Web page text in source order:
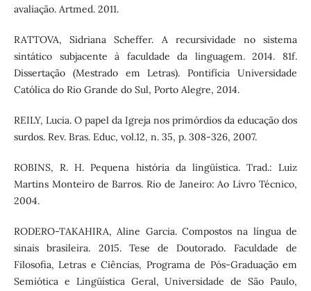
avaliação. Artmed. 2011.
RATTOVA, Sidriana Scheffer. A recursividade no sistema
sintático subjacente à faculdade da linguagem. 2014. 81f.
Dissertação (Mestrado em Letras). Pontifícia Universidade
Católica do Rio Grande do Sul, Porto Alegre, 2014.
REILY, Lucia. O papel da Igreja nos primórdios da educação dos
surdos. Rev. Bras. Educ, vol.12, n. 35, p. 308-326, 2007.
ROBINS, R. H. Pequena história da lingüística. Trad.: Luiz
Martins Monteiro de Barros. Rio de Janeiro: Ao Livro Técnico,
2004.
RODERO-TAKAHIRA, Aline Garcia. Compostos na língua de
sinais brasileira. 2015. Tese de Doutorado. Faculdade de
Filosofia, Letras e Ciências, Programa de Pós-Graduação em
Semiótica e Lingüística Geral, Universidade de São Paulo,